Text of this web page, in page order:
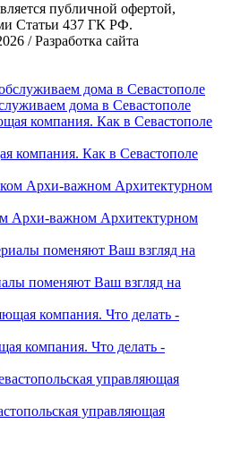
публичной офертой,
Статьи 437 ГК РФ.
/Разработка сайта
дома в Севастополе
компания. Как в Севастополе
Архи-важном Архитектурном
поменяют Ваш взгляд на
компания. Что делать -
управляющая